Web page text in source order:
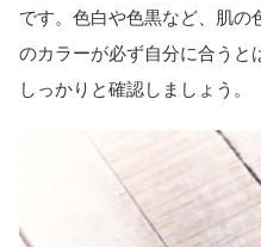
です。色白や色黒など、肌の
のカラーが必ず自分に合うと
しっかりと確認しましょう。